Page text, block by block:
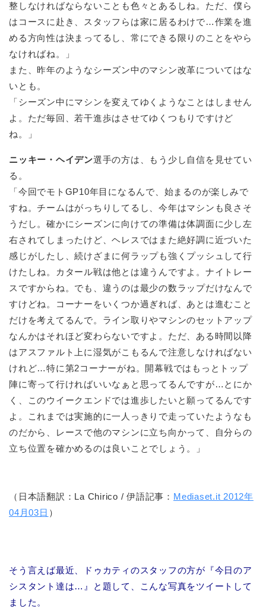
整しなければならないことも色々とあるしね。ただ、僕ら
はコースに赴き、スタッフらは家に居るわけで…作業を進
める方向性は決まってるし、常にできる限りのことをやら
なければね。」
また、昨年のようなシーズン中のマシン改革についてはな
いとも。
「シーズン中にマシンを変えてゆくようなことはしません
よ。ただ毎回、若干進歩はさせてゆくつもりですけど
ね。」
ニッキー・ヘイデン選手の方は、もう少し自信を見せてい
る。
「今回でモトGP10年目になるんで、始まるのが楽しみで
すね。チームはがっちりしてるし、今年はマシンも良さそ
うだし。確かにシーズンに向けての準備は体調面に少し左
右されてしまったけど、ヘレスではまた絶好調に近づいた
感じがしたし、続けざまに何ラップも強くプッシュして行
けたしね。カタール戦は他とは違うんですよ。ナイトレー
スですからね。でも、違うのは最少の数ラップだけなんで
すけどね。コーナーをいくつか過ぎれば、あとは進むこと
だけを考えてるんで。ライン取りやマシンのセットアップ
なんかはそれほど変わらないですよ。ただ、ある時間以降
はアスファルト上に湿気がこもるんで注意しなければない
けれど…特に第2コーナーがね。開幕戦ではもっとトップ
陣に寄って行ければいいなぁと思ってるんですが…とにか
く、このウイークエンドでは進歩したいと願ってるんです
よ。これまでは実施的に一人っきりで走っていたようなも
のだから、レースで他のマシンに立ち向かって、自分らの
立ち位置を確かめるのは良いことでしょう。」
（日本語翻訳：La Chirico / 伊語記事： Mediaset.it 2012年
04月03日 ）
そう言えば最近、ドゥカティのスタッフの方が『今日のア
シスタント達は…』と題して、こんな写真をツイートして
ました。